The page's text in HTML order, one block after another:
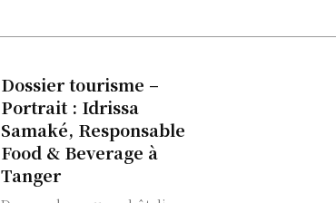
Dossier tourisme –
Portrait : Idrissa
Samaké, Responsable
Food & Beverage à
Tanger